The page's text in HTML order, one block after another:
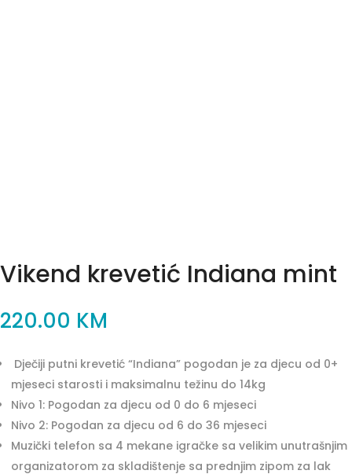
Vikend krevetić Indiana mint
220.00 KM
Dječiji putni krevetić “Indiana” pogodan je za djecu od 0+
mjeseci starosti i maksimalnu težinu do 14kg
Nivo 1: Pogodan za djecu od 0 do 6 mjeseci
Nivo 2: Pogodan za djecu od 6 do 36 mjeseci
Muzički telefon sa 4 mekane igračke sa velikim unutrašnjim
organizatorom za skladištenje sa prednjim zipom za lak